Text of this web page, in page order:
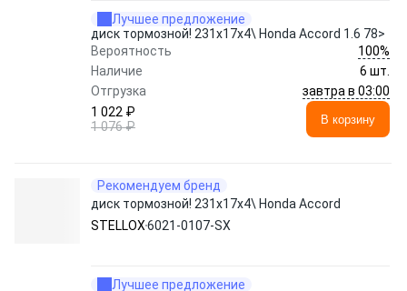
Лучшее предложение
диск тормозной! 231x17х4\ Honda Accord 1.6 78>
Вероятность
100%
Наличие
6 шт.
Отгрузка
завтра в 03:00
1 022 ₽
1 076 ₽
В корзину
Рекомендуем бренд
диск тормозной! 231x17х4\ Honda Accord
STELLOX6021-0107-SX
Лучшее предложение